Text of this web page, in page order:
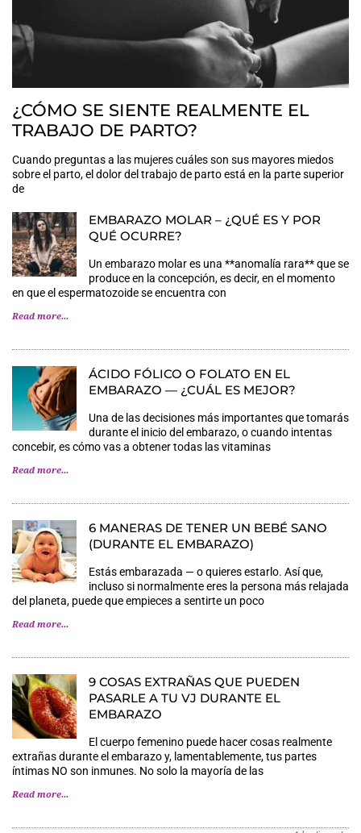
¿CÓMO SE SIENTE REALMENTE EL
TRABAJO DE PARTO?
Cuando preguntas a las mujeres cuáles son sus mayores miedos
sobre el parto, el dolor del trabajo de parto está en la parte superior
de
EMBARAZO MOLAR – ¿QUÉ ES Y POR
QUÉ OCURRE?
Un embarazo molar es una **anomalía rara** que se
produce en la concepción, es decir, en el momento
en que el espermatozoide se encuentra con
Read more...
ÁCIDO FÓLICO O FOLATO EN EL
EMBARAZO — ¿CUÁL ES MEJOR?
Una de las decisiones más importantes que tomarás
durante el inicio del embarazo, o cuando intentas
concebir, es cómo vas a obtener todas las vitaminas
Read more...
6 MANERAS DE TENER UN BEBÉ SANO
(DURANTE EL EMBARAZO)
Estás embarazada — o quieres estarlo. Así que,
incluso si normalmente eres la persona más relajada
del planeta, puede que empieces a sentirte un poco
Read more...
9 COSAS EXTRAÑAS QUE PUEDEN
PASARLE A TU VJ DURANTE EL
EMBARAZO
El cuerpo femenino puede hacer cosas realmente
extrañas durante el embarazo y, lamentablemente, tus partes
íntimas NO son inmunes. No solo la mayoría de las
Read more...